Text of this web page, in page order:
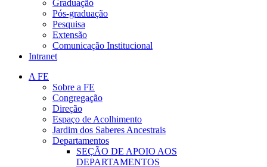
Graduação
Pós-graduação
Pesquisa
Extensão
Comunicação Institucional
Intranet
A FE
Sobre a FE
Congregação
Direção
Espaço de Acolhimento
Jardim dos Saberes Ancestrais
Departamentos
SEÇÃO DE APOIO AOS
DEPARTAMENTOS